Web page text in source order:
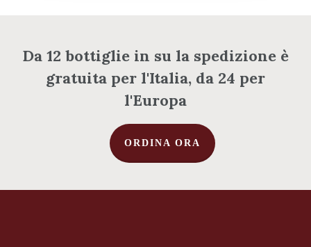
Da 12 bottiglie in su la spedizione è
gratuita per l'Italia, da 24 per
l'Europa
ORDINA ORA